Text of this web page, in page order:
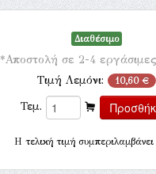
Διαθέσιμο
*Αποστολή σε 2-4
Τιμή Λεμόνι: 10,60 €
Τεμ.
H τελική τιμή